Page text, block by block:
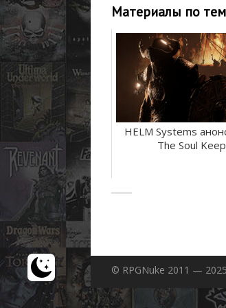
Материалы по
HELM Systems
The Soul
© RPGNuke 2011 —